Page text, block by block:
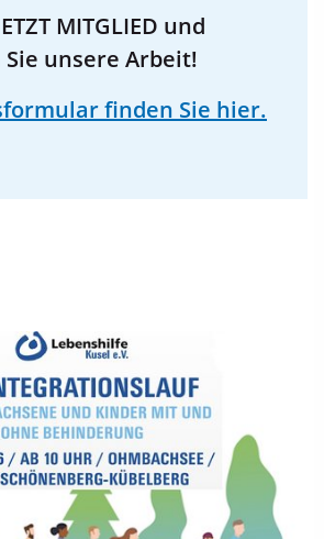
MITGLIED und
unsere Arbeit!
finden Sie hier.